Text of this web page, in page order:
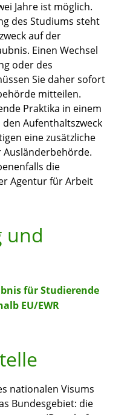
Jahre ist möglich.
des Studiums steht
auf der
Einen Wechsel
oder des
Sie daher sofort
mitteilen.
Praktika in einem
Aufenthaltszweck
eine zusätzliche
Ausländerbehörde.
die
Agentur für Arbeit
und
für Studierende
EU/EWR
nationalen Visums
Bundesgebiet: die